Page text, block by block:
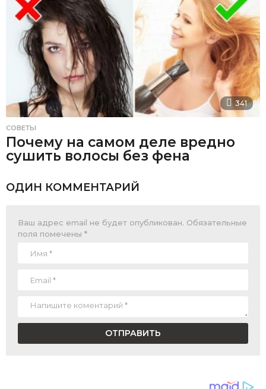
341
СОВЕТЫ
Почему на самом деле вредно
сушить волосы без фена
ОДИН КОММЕНТАРИЙ
Ваш адрес email не будет опубликован. Обязательные
поля помечены *